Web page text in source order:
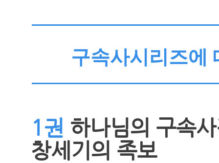
구속사시리즈에
1권 하나님의 구속
창세기의 족보